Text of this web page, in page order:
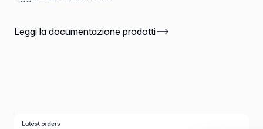
Leggi la documentazione prodotti